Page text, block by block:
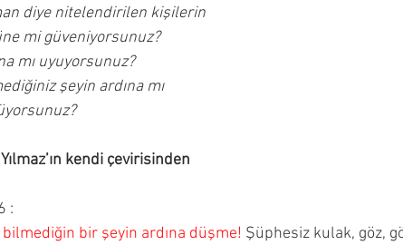
diye nitelendirilen kişilerin
mi güveniyorsunuz?
mı uyuyorsunuz?
şeyin ardına mı
kendi çevirisinden
:
bilmediğin bir şeyin ardına düşme! Şüphesiz kulak, göz,